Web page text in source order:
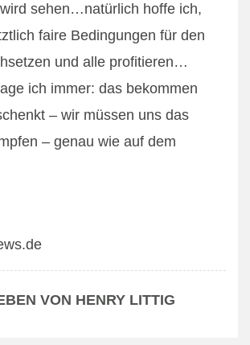
sehen…natürlich hoffe ich,
faire Bedingungen für den
und alle profitieren…
ich immer: das bekommen
– wir müssen uns das
– genau wie auf dem
VON HENRY LITTIG